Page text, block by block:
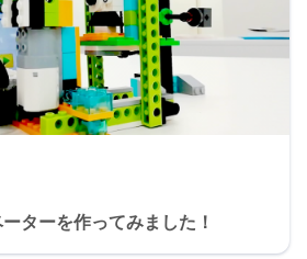
ターを作ってみました！